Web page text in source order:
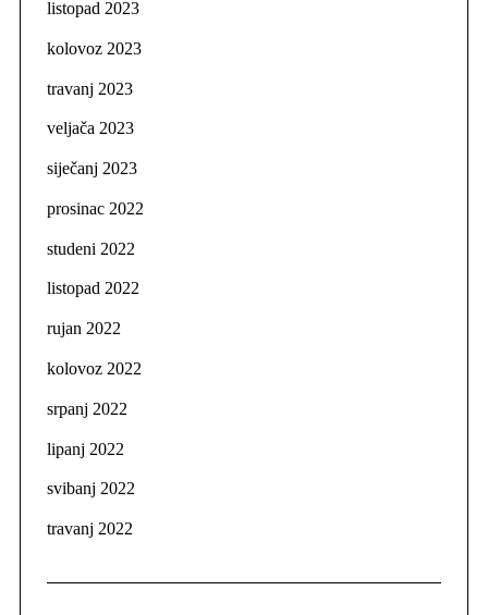
listopad 2023
kolovoz 2023
travanj 2023
veljača 2023
siječanj 2023
prosinac 2022
studeni 2022
listopad 2022
rujan 2022
kolovoz 2022
srpanj 2022
lipanj 2022
svibanj 2022
travanj 2022